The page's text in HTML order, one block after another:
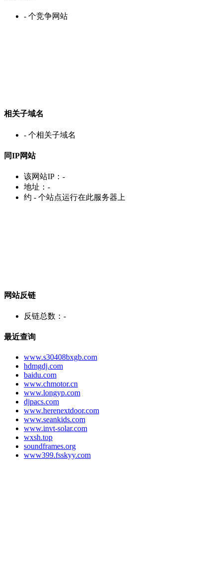
- 个竞争网站
相关子域名
- 个相关子域名
同IP网站
该网站IP： -
地址： -
约 - 个站点运行在此服务器上
网站反链
反链总数： -
最近查询
www.s30408bxgb.com
hdmgdj.com
baidu.com
www.chmotor.cn
www.longyp.com
djpacs.com
www.herenextdoor.com
www.seankids.com
www.invt-solar.com
wxsh.top
soundframes.org
www399.fsskyy.com